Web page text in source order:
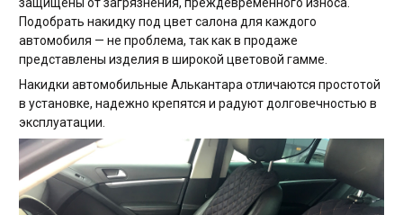
защищены от загрязнения, преждевременного износа.
Подобрать накидку под цвет салона для каждого
автомобиля — не проблема, так как в продаже
представлены изделия в широкой цветовой гамме.
Накидки автомобильные Алькантара отличаются простотой
в установке, надежно крепятся и радуют долговечностью в
эксплуатации.